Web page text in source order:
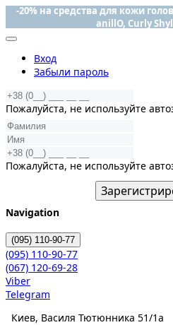
-20% на средства для кожи
anillO, Curly
Вход
Забыли пароль
Пожалуйста, не используйте
Пожалуйста, не используйте
Navigation
(095) 110-90-77
(095) 110-90-77
(067) 120-69-28
Viber
Telegram
Киев, Василя Тютюнника 51/1а